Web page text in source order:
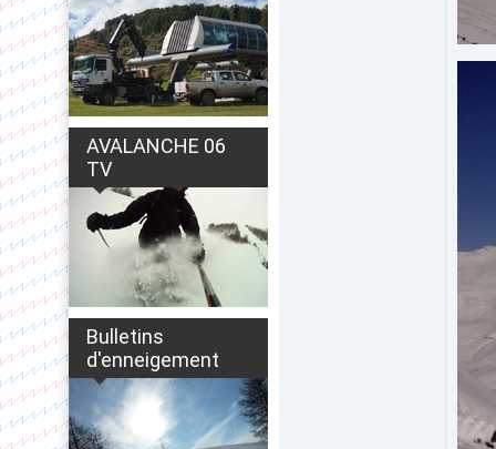
AVALANCHE 06
TV
Bulletins
d'enneigement